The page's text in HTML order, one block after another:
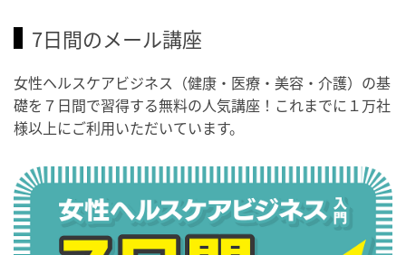
7日間のメール講座
女性ヘルスケアビジネス（健康・医療・美容・介護）の基
礎を７日間で習得する無料の人気講座！これまでに１万社
様以上にご利用いただいています。